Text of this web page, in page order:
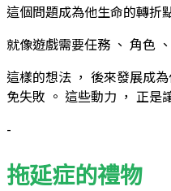
這個問題成為他生命的轉折
就像遊戲需要任務 、 角色
這樣的想法 ， 後來發展成
免失敗 。 這些動力 ， 正是
-
拖延症的禮物